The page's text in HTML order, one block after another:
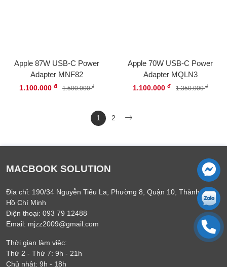
Apple 87W USB-C Power
Adapter MNF82
1.100.000 đ 1.500.000đ
Apple 70W USB-C Power
Adapter MQLN3
1.100.000 đ 1.350.000đ
1 2
MACBOOK SOLUTION
Địa chỉ: 190/34 Nguyễn Tiểu La, Phường 8, Quận 10, Thành phố
Hồ Chí Minh
Điện thoại: 093 79 12488
Email: mjzz2009@gmail.com
Thời gian làm việc:
Thứ 2 - Thứ 7: 9h - 21h
Chủ nhật: 9h - 18h